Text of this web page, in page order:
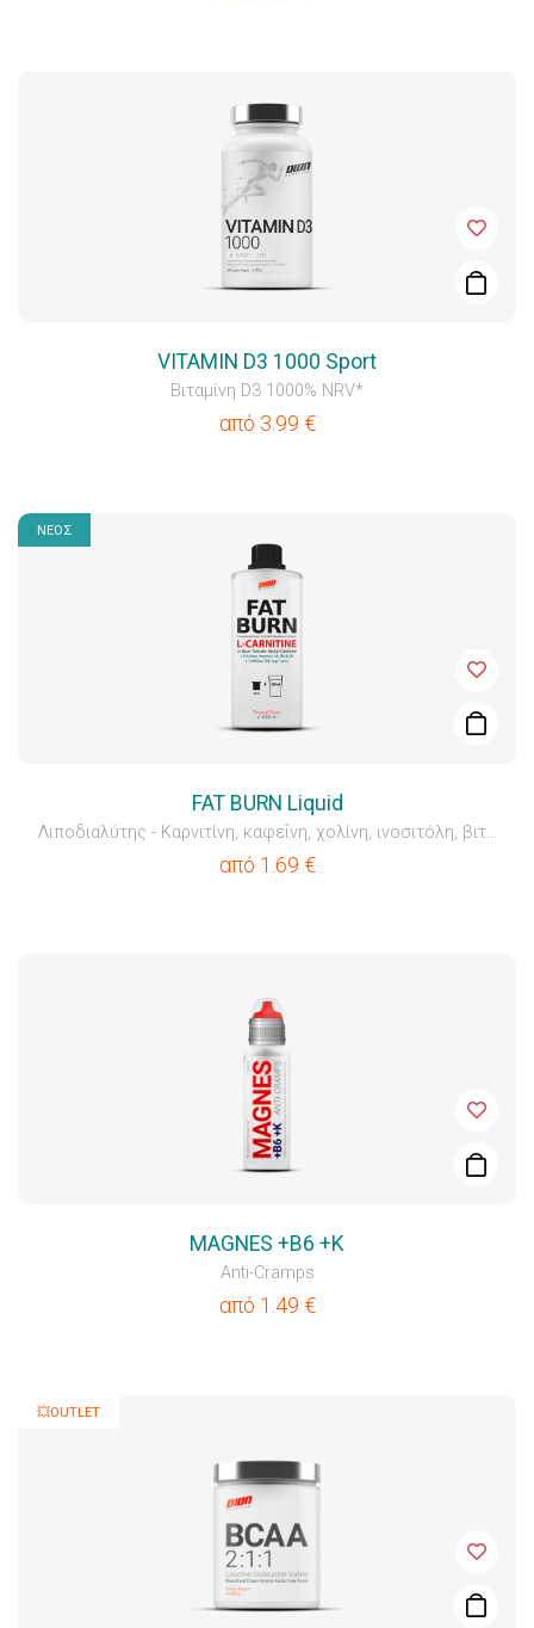
VITAMIN D3 1000 Sport
Βιταμίνη D3 1000% NRV*
από 3.99 €
ΝΕΟΣ
FAT BURN Liquid
Λιποδιαλύτης - Καρνιτίνη, καφεΐνη, χολίνη, ινοσιτόλη, βιτ...
από 1.69 €
MAGNES +B6 +K
Anti-Cramps
από 1.49 €
💥OUTLET